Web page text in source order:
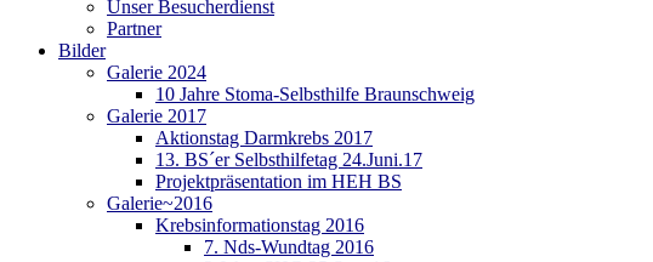
Unser Besucherdienst
Partner
Bilder
Galerie 2024
10 Jahre Stoma-Selbsthilfe Braunschweig
Galerie 2017
Aktionstag Darmkrebs 2017
13. BS´er Selbsthilfetag 24.Juni.17
Projektpräsentation im HEH BS
Galerie~2016
Krebsinformationstag 2016
7. Nds-Wundtag 2016